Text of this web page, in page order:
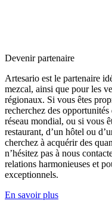
Devenir partenaire
Artesario est le partenaire
mezcal, ainsi que pour les
régionaux. Si vous êtes
recherchez des
réseau mondial, ou si vous
restaurant, d’un hôtel ou
cherchez à acquérir des
n’hésitez pas à nous
relations harmonieuses et
exceptionnels.
En savoir plus